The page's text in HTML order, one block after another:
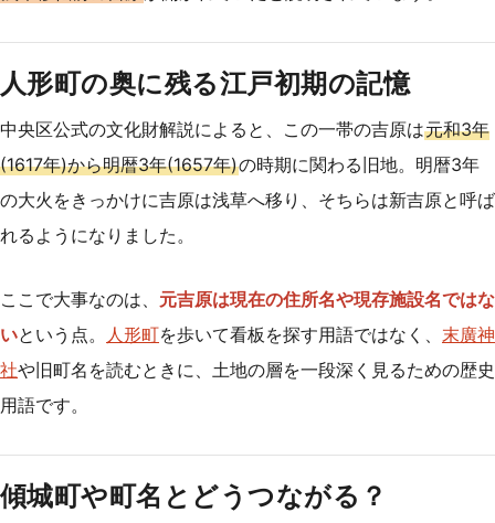
人形町の奥に残る江戸初期の記憶
中央区公式の文化財解説によると、この一帯の吉原は元和3年
(1617年)から明暦3年(1657年)の時期に関わる旧地。明暦3年
の大火をきっかけに吉原は浅草へ移り、そちらは新吉原と呼ば
れるようになりました。
ここで大事なのは、 元吉原は現在の住所名や現存施設名ではな
いという点。 人形町を歩いて看板を探す用語ではなく、 末廣神
社や旧町名を読むときに、土地の層を一段深く見るための歴史
用語です。
傾城町や町名とどうつながる？